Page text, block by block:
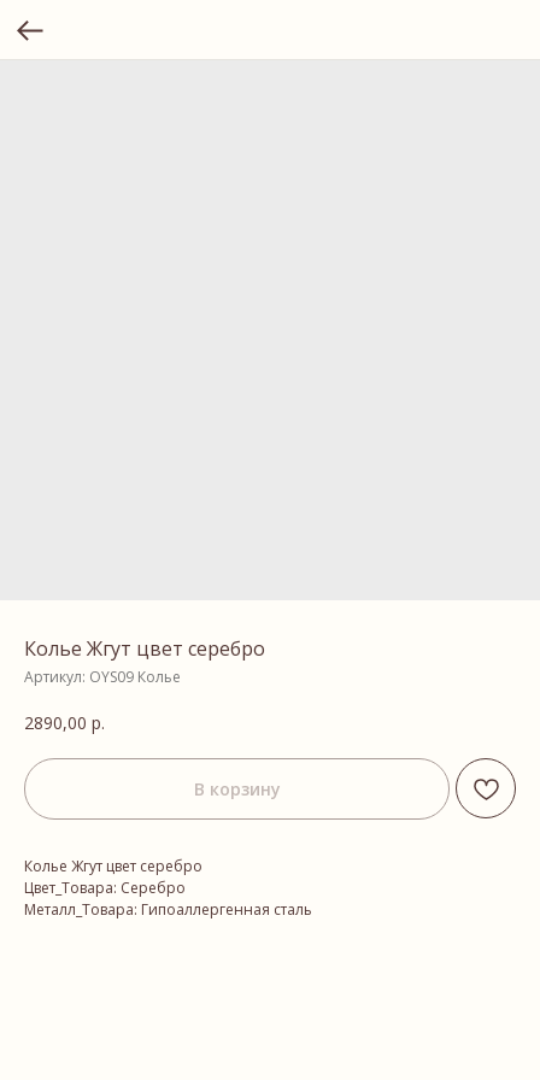
Колье Жгут цвет серебро
Артикул: OYS09 Колье
2890,00 р.
В корзину
Колье Жгут цвет серебро
Цвет_Товара: Серебро
Металл_Товара: Гипоаллергенная сталь